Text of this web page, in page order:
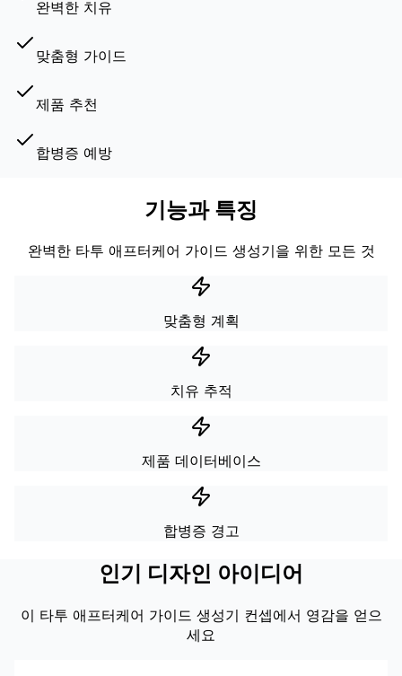
완벽한 치유
맞춤형 가이드
제품 추천
합병증 예방
기능과 특징
완벽한 타투 애프터케어 가이드 생성기을 위한 모든 것
맞춤형 계획
치유 추적
제품 데이터베이스
합병증 경고
인기 디자인 아이디어
이 타투 애프터케어 가이드 생성기 컨셉에서 영감을 얻으
세요